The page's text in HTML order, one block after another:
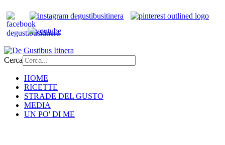
Cerca
HOME
RICETTE
STRADE DEL GUSTO
MEDIA
UN PO' DI ME